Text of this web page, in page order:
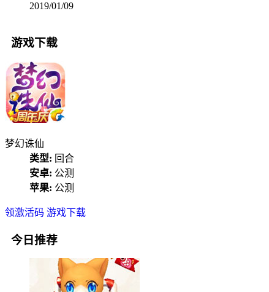
2019/01/09
游戏下载
梦幻诛仙
类型: 回合
安卓: 公测
苹果: 公测
领激活码 游戏下载
今日推荐